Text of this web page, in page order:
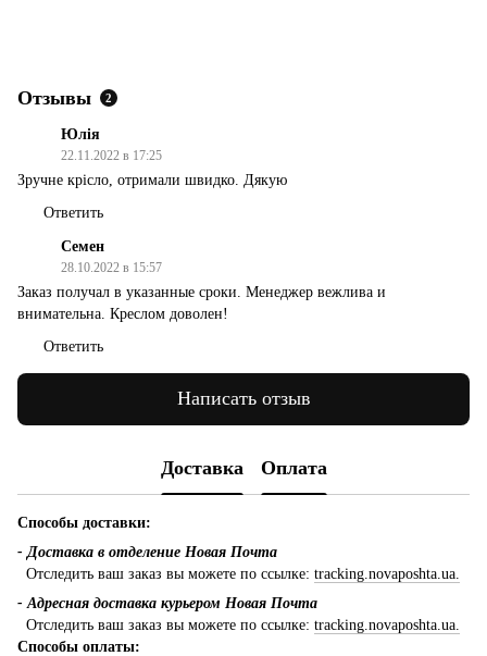
Отзывы 2
Юлія
22.11.2022 в 17:25
Зручне крісло, отримали швидко. Дякую
Ответить
Семен
28.10.2022 в 15:57
Заказ получал в указанные сроки. Менеджер вежлива и
внимательна. Креслом доволен!
Ответить
Написать отзыв
Доставка Оплата
Способы доставки:
- Доставка в отделение Новая Почта
Отследить ваш заказ вы можете по ссылке: tracking.novaposhta.ua.
- Адресная доставка курьером Новая Почта
Отследить ваш заказ вы можете по ссылке: tracking.novaposhta.ua.
Способы оплаты: